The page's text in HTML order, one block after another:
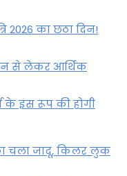
2026 का छठा दिन!
से लेकर आर्थिक
के इस रूप की होगी
चला जादू, किलर लुक